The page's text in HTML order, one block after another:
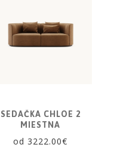
SEDAČKA CHLOE 2
MIESTNA
od 3222.00€